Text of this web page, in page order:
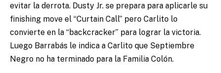
evitar la derrota. Dusty Jr. se prepara para aplicarle su
finishing move el “Curtain Call” pero Carlito lo
convierte en la “backcracker” para lograr la victoria.
Luego Barrabás le indica a Carlito que Septiembre
Negro no ha terminado para la Familia Colón.